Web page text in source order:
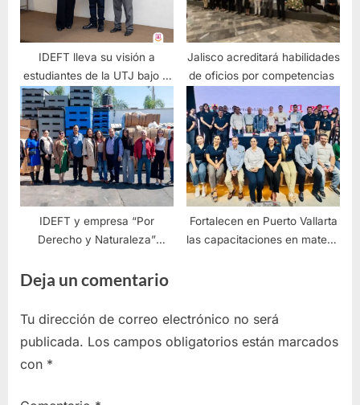
IDEFT lleva su visión a
estudiantes de la UTJ bajo el
lema Formar para
Transformar
Jalisco acreditará habilidades
de oficios por competencias
IDEFT y empresa “Por
Derecho y Naturaleza”
fortalecer la capacitación
Fortalecen en Puerto Vallarta
las capacitaciones en materia
Deja un comentario
Tu dirección de correo electrónico no será
publicada. Los campos obligatorios están marcados
con *